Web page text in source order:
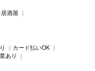
酒屋
カード払いOK
あり